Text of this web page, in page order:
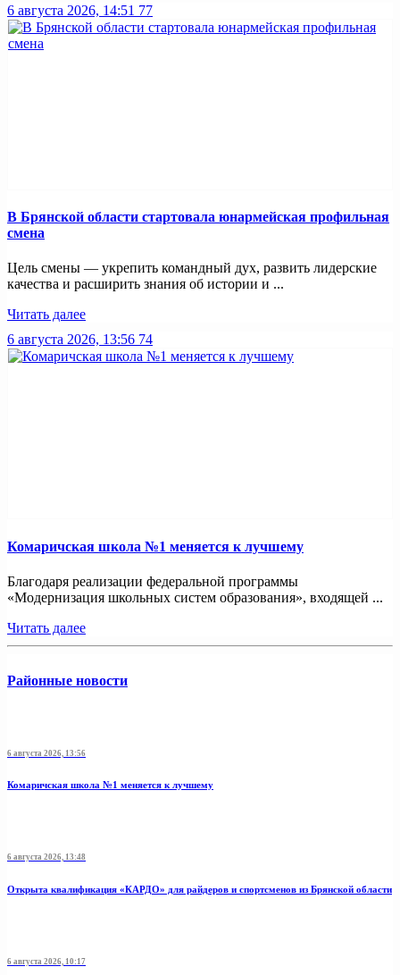
6 августа 2026, 14:51 77
В Брянской области стартовала юнармейская профильная
смена
Цель смены — укрепить командный дух, развить лидерские
качества и расширить знания об истории и ...
Читать далее
6 августа 2026, 13:56 74
Комаричская школа №1 меняется к лучшему
Благодаря реализации федеральной программы
«Модернизация школьных систем образования», входящей ...
Читать далее
Районные новости
6 августа 2026, 13:56
Комаричская школа №1 меняется к лучшему
6 августа 2026, 13:48
Открыта квалификация «КАРДО» для райдеров и спортсменов из Брянской области
6 августа 2026, 10:17